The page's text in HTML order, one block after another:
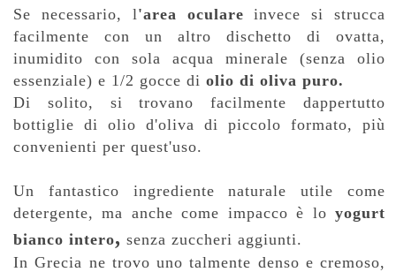
Se necessario, l'area oculare invece si strucca
facilmente con un altro dischetto di ovatta,
inumidito con sola acqua minerale (senza olio
essenziale) e 1/2 gocce di olio di oliva puro.
Di solito, si trovano facilmente dappertutto
bottiglie di olio d'oliva di piccolo formato, più
convenienti per quest'uso.
Un fantastico ingrediente naturale utile come
detergente, ma anche come impacco è lo yogurt
bianco intero, senza zuccheri aggiunti.
In Grecia ne trovo uno talmente denso e cremoso,